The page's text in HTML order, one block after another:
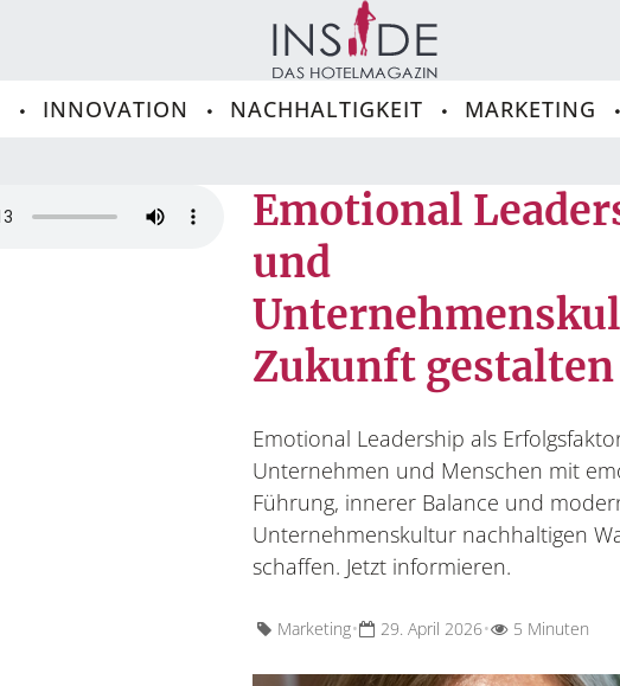
INNOVATION NACHHALTIGKEIT MARKETING
Emotional
und
Zukunft gestalten
Emotional Leadership als
Unternehmen und Menschen mit
Führung, innerer Balance und
Unternehmenskultur nachhaltigen
schaffen. Jetzt informieren.
Marketing• 29. April 2026• 5 Minuten